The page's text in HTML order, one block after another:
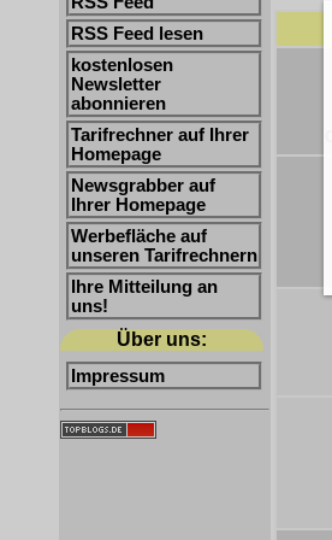
RSS Feed lesen
kostenlosen
Newsletter
abonnieren
Tarifrechner auf Ihrer
Homepage
Newsgrabber auf
Ihrer Homepage
Werbefläche auf
unseren Tarifrechnern
Ihre Mitteilung an
uns!
Über uns:
Impressum